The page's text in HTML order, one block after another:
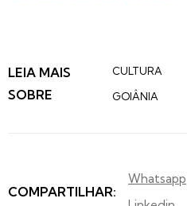
LEIA MAIS
SOBRE
CULTURA
GOIÂNIA
COMPARTILHAR:
Whatsapp